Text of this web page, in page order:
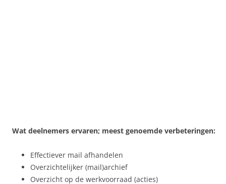
Wat deelnemers ervaren; meest genoemde verbeteringen:
Effectiever mail afhandelen
Overzichtelijker (mail)archief
Overzicht op de werkvoorraad (acties)